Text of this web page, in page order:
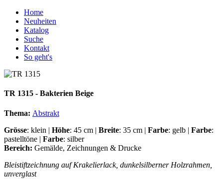
Home
Neuheiten
Katalog
Suche
Kontakt
So geht's
TR 1315 - Bakterien Beige
Thema: Abstrakt
Grösse: klein | Höhe: 45 cm | Breite: 35 cm | Farbe: gelb | Farbe:
pastelltöne | Farbe: silber
Bereich: Gemälde, Zeichnungen & Drucke
Bleistiftzeichnung auf Krakelierlack, dunkelsilberner Holzrahmen,
unverglast